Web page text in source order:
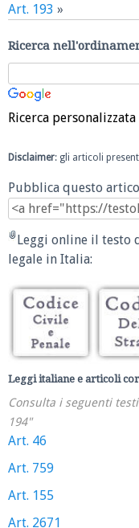
Art. 193 »
Ricerca
Ricerca personalizzata
Disclaimer: gli articoli
Pubblica questo
Leggi online il testo
legale in Italia:
Leggi italiane e articoli
Consulta i seguenti
194"
Art. 46
Art. 759
Art. 155
Art. 2671